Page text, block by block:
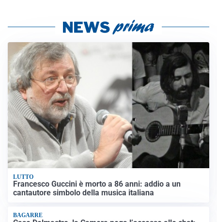
LUTTO
Francesco Guccini è morto a 86 anni: addio a un
cantautore simbolo della musica italiana
BAGARRE